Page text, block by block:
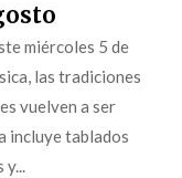
miércoles 5 de
las tradiciones
vuelven a ser
incluye tablados
y...